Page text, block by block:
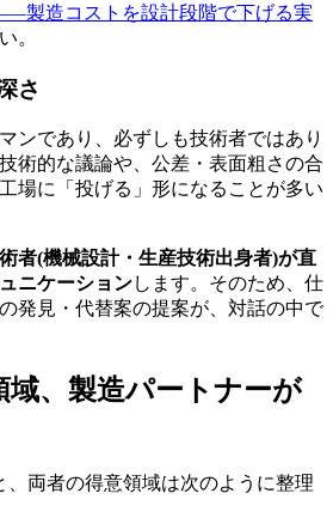
製造コストを設計段階で下げる実
。
さ
ンであり、必ずしも技術者ではあり
術的な議論や、公差・表面粗さの合
場に「投げる」形になることが多い
者(機械設計・生産技術出身者)が直
ニケーションします。そのため、仕
発見・代替案の提案が、対話の中で
域、製造パートナーが
、両者の得意領域は次のように整理